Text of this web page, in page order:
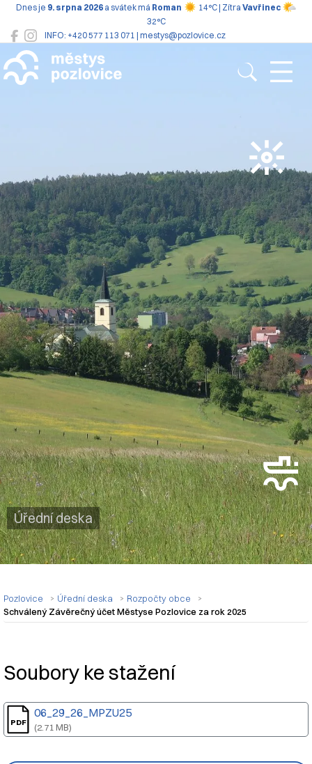
INFO: +420 577 113 071 | mestys@pozlovice.cz
Dnes je 9. srpna 2026 a svátek má Roman 14°C | Zítra Vavřinec
32°C
Pozlovice
Úřední deska
Pozlovice Úřední deska
Rozpočty obce
Schválený Závěrečný účet Městyse Pozlovice za rok 2025
Nadpis článku
Soubory ke stažení
06_29_26_MPZU25
(2.71 MB)